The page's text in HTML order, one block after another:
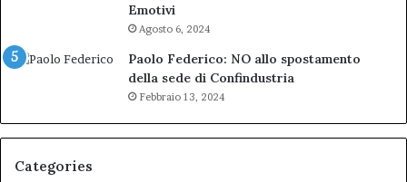
Emotivi
Agosto 6, 2024
Paolo Federico: NO allo spostamento
della sede di Confindustria
Febbraio 13, 2024
Categories